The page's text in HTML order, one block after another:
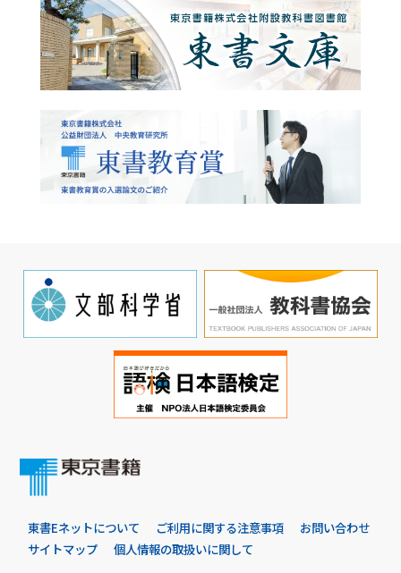
東書Eネットについて ご利用に関する注意事項
お問い合わせ
サイトマップ
個人情報の取扱いに関して